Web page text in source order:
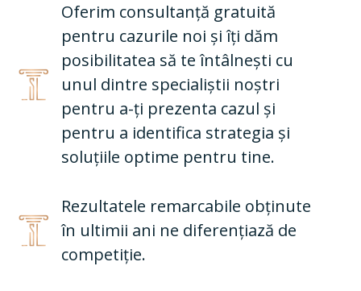
Oferim consultanță gratuită
pentru cazurile noi și îți dăm
posibilitatea să te întâlnești cu
unul dintre specialiștii noștri
pentru a-ți prezenta cazul și
pentru a identifica strategia și
soluțiile optime pentru tine.
Rezultatele remarcabile obținute
în ultimii ani ne diferențiază de
competiție.